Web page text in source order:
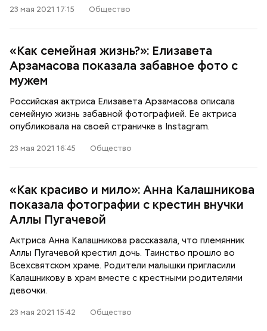
23 мая 2021 17:15 Общество
«Как семейная жизнь?»: Елизавета
Арзамасова показала забавное фото с
мужем
Российская актриса Елизавета Арзамасова описала
семейную жизнь забавной фотографией. Ее актриса
опубликовала на своей страничке в Instagram.
23 мая 2021 16:45 Общество
«Как красиво и мило»: Анна Калашникова
показала фотографии с крестин внучки
Аллы Пугачевой
Актриса Анна Калашникова рассказала, что племянник
Аллы Пугачевой крестил дочь. Таинство прошло во
Всехсвятском храме. Родители малышки пригласили
Калашникову в храм вместе с крестными родителями
девочки.
23 мая 2021 15:42 Общество